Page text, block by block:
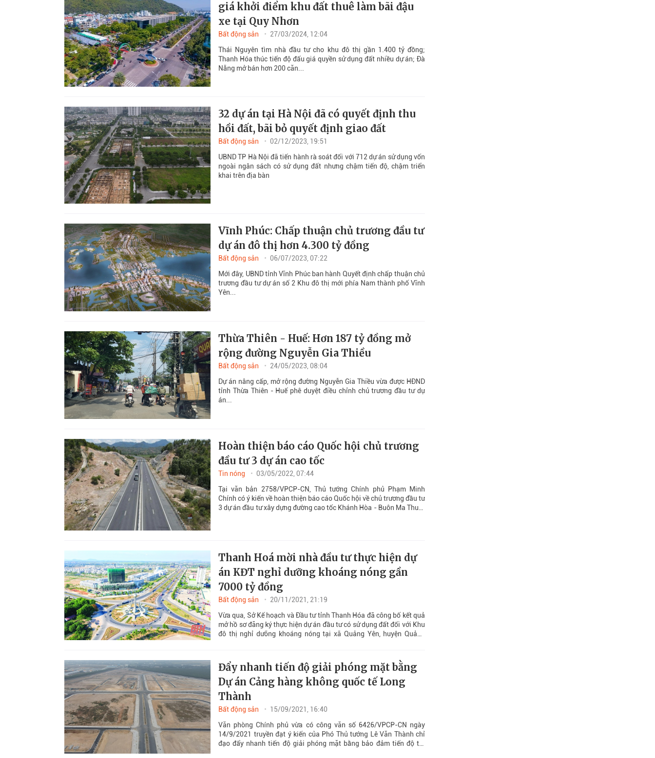
giá khởi điểm khu đất thuê làm bãi đậu
xe tại Quy Nhơn
Bất động sản
27/03/2024, 12:04
Thái Nguyên tìm nhà đầu tư cho khu đô thị gần 1.400 tỷ đồng;
Thanh Hóa thúc tiến độ đấu giá quyền sử dụng đất nhiều dự án; Đà
Nẵng mở bán hơn 200 căn...
32 dự án tại Hà Nội đã có quyết định thu
hồi đất, bãi bỏ quyết định giao đất
Bất động sản
02/12/2023, 19:51
UBND TP Hà Nội đã tiến hành rà soát đối với 712 dự án sử dụng vốn
ngoài ngân sách có sử dụng đất nhưng chậm tiến độ, chậm triển
khai trên địa bàn
Vĩnh Phúc: Chấp thuận chủ trương đầu tư
dự án đô thị hơn 4.300 tỷ đồng
Bất động sản
06/07/2023, 07:22
Mới đây, UBND tỉnh Vĩnh Phúc ban hành Quyết định chấp thuận chủ
trương đầu tư dự án số 2 Khu đô thị mới phía Nam thành phố Vĩnh
Yên...
Thừa Thiên - Huế: Hơn 187 tỷ đồng mở
rộng đường Nguyễn Gia Thiều
Bất động sản
24/05/2023, 08:04
Dự án nâng cấp, mở rộng đường Nguyễn Gia Thiều vừa được HĐND
tỉnh Thừa Thiên - Huế phê duyệt điều chỉnh chủ trương đầu tư dự
án...
Hoàn thiện báo cáo Quốc hội chủ trương
đầu tư 3 dự án cao tốc
Tin nóng
03/05/2022, 07:44
Tại văn bản 2758/VPCP-CN, Thủ tướng Chính phủ Phạm Minh
Chính có ý kiến về hoàn thiện báo cáo Quốc hội về chủ trương đầu tư
3 dự án đầu tư xây dựng đường cao tốc Khánh Hòa - Buôn Ma Thuột
Thanh Hoá mời nhà đầu tư thực hiện dự
án KĐT nghỉ dưỡng khoáng nóng gần
7000 tỷ đồng
Bất động sản
20/11/2021, 21:19
Vừa qua, Sở Kế hoạch và Đầu tư tỉnh Thanh Hóa đã công bố kết quả
mở hồ sơ đăng ký thực hiện dự án đầu tư có sử dụng đất đối với Khu
đô thị nghỉ dưỡng khoáng nóng tại xã Quảng Yên, huyện Quảng
Đẩy nhanh tiến độ giải phóng mặt bằng
Dự án Cảng hàng không quốc tế Long
Thành
Bất động sản
15/09/2021, 16:40
Văn phòng Chính phủ vừa có công văn số 6426/VPCP-CN ngày
14/9/2021 truyền đạt ý kiến của Phó Thủ tướng Lê Văn Thành chỉ
đạo đẩy nhanh tiến độ giải phóng mặt bằng bảo đảm tiến độ thi